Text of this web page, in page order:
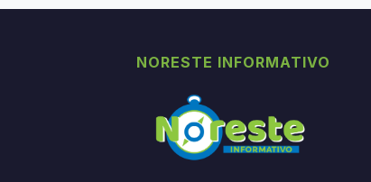
NORESTE INFORMATIVO